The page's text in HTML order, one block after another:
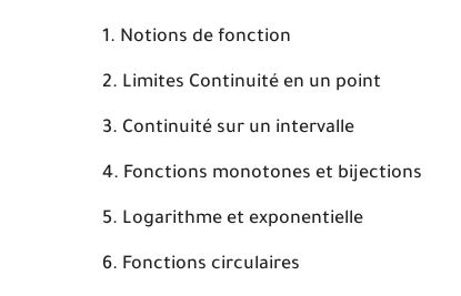
Notions de fonction
Limites Continuité en un point
Continuité sur un intervalle
Fonctions monotones et bijections
Logarithme et exponentielle
Fonctions circulaires